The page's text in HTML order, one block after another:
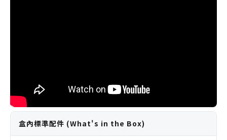
盒內標準配件 (What's in the Box)